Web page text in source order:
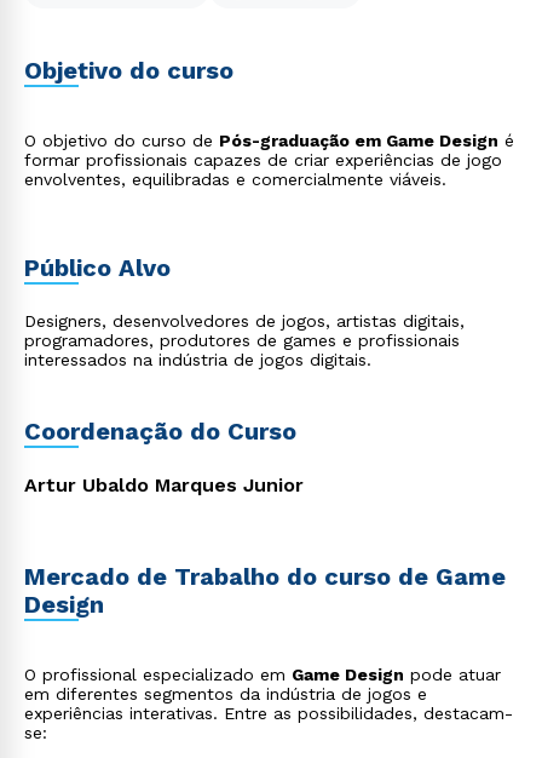
Objetivo do curso
O objetivo do curso de Pós-graduação em Game Design é
formar profissionais capazes de criar experiências de jogo
envolventes, equilibradas e comercialmente viáveis.
Público Alvo
Designers, desenvolvedores de jogos, artistas digitais,
programadores, produtores de games e profissionais
interessados na indústria de jogos digitais.
Coordenação do Curso
Artur Ubaldo Marques Junior
Mercado de Trabalho do curso de Game
Design
O profissional especializado em Game Design pode atuar
em diferentes segmentos da indústria de jogos e
experiências interativas. Entre as possibilidades, destacam-
se: